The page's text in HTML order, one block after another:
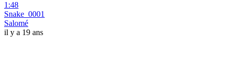
1:48
Snake_0001
Salomé
il y a 19 ans